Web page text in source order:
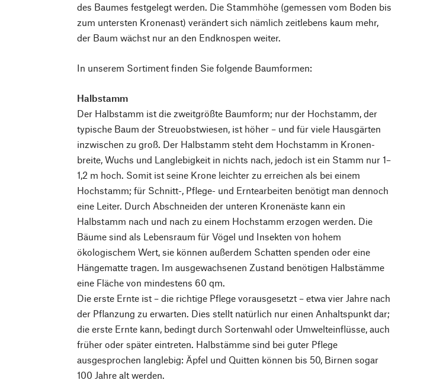
des Baumes festgelegt werden. Die Stammhöhe (gemessen vom Boden bis
zum untersten Kronenast) verändert sich nämlich zeitlebens kaum mehr,
der Baum wächst nur an den Endknospen weiter.
In unserem Sortiment finden Sie folgende Baumformen:
Halbstamm
Der Halbstamm ist die zweitgrößte Baumform; nur der Hochstamm, der
typische Baum der Streuobstwiesen, ist höher – und für viele Hausgärten
inzwischen zu groß. Der Halbstamm steht dem Hochstamm in Kronen­
breite, Wuchs und Langlebigkeit in nichts nach, jedoch ist ein Stamm nur ­1–
1,2 m hoch. Somit ist seine ­Krone leichter zu erreichen als bei einem
Hochstamm; für Schnitt-, Pflege- und Erntearbeiten benötigt man dennoch
eine Leiter. Durch Abschneiden der unteren Kronenäste kann ein
Halbstamm nach und nach zu einem Hochstamm erzogen werden. Die
Bäume sind als Lebensraum für Vögel und Insekten von hohem
ökologischem Wert, sie können außerdem Schatten spenden oder eine
Hängematte tragen. Im ausgewachsenen Zustand benötigen Halbstämme
eine Fläche von mindestens 60 qm.
Die erste Ernte ist – die richtige Pflege vorausgesetzt – etwa vier Jahre nach
der Pflanzung zu erwarten. Dies stellt natürlich nur einen Anhaltspunkt dar;
die erste Ernte kann, bedingt durch Sortenwahl oder Umwelteinflüsse, auch
früher oder später eintreten. Halbstämme sind bei guter Pflege
ausgesprochen langlebig: Äpfel und Quitten können bis 50, Birnen sogar
100 Jahre alt werden.